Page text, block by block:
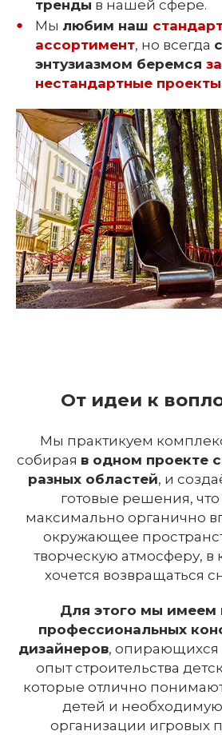
тренды в нашей сфере.
Мы любим наш
ассортимент, но всегда с
энтузиазмом беремсяза
нестандартные
От идеи к
Мы практикуем
собирая в одном проекте
разных областей, и
готовые решения, что
максимально органично
окружающее
творческую атмосферу, в
хочется возвращаться
Для этого мы имеем
профессиональных
дизайнеров, опирающихся
опыт строительства
которые отлично
детей и необходимую
организации игровых